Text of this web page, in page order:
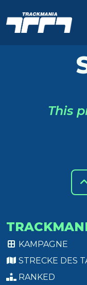
This
KAMPAGNE
STRECKE DES
RANKED